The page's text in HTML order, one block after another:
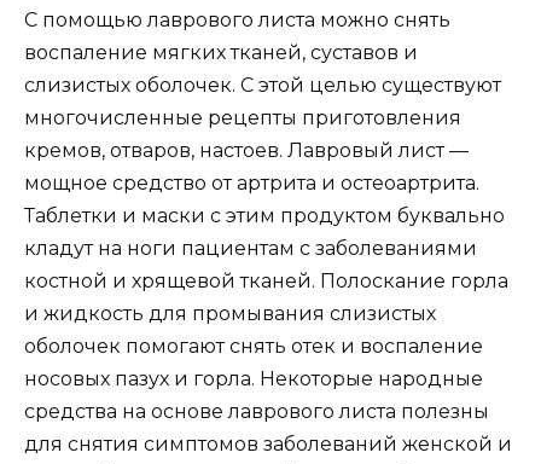
С помощью лаврового листа можно снять
воспаление мягких тканей, суставов и
слизистых оболочек. С этой целью существуют
многочисленные рецепты приготовления
кремов, отваров, настоев. Лавровый лист —
мощное средство от артрита и остеоартрита.
Таблетки и маски с этим продуктом буквально
кладут на ноги пациентам с заболеваниями
костной и хрящевой тканей. Полоскание горла
и жидкость для промывания слизистых
оболочек помогают снять отек и воспаление
носовых пазух и горла. Некоторые народные
средства на основе лаврового листа полезны
для снятия симптомов заболеваний женской и